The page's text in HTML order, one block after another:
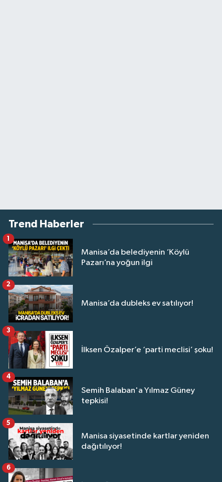
Trend Haberler
Manisa’da belediyenin ‘Köylü
Pazarı’na yoğun ilgi
1
Manisa’da dubleks ev satılıyor!
2
İlksen Özalper’e ‘parti meclisi’ şoku!
3
Semih Balaban'a Yılmaz Güney
tepkisi!
4
Manisa siyasetinde kartlar yeniden
dağıtılıyor!
5
6